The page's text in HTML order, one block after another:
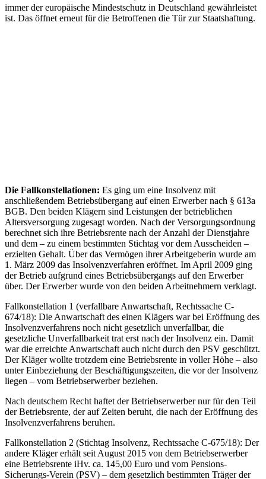
immer der europäische Mindestschutz in Deutschland gewährleistet
ist. Das öffnet erneut für die Betroffenen die Tür zur Staatshaftung.
Die Fallkonstellationen: Es ging um eine Insolvenz mit
anschließendem Betriebsübergang auf einen Erwerber nach § 613a
BGB. Den beiden Klägern sind Leistungen der betrieblichen
Altersversorgung zugesagt worden. Nach der Versorgungsordnung
berechnet sich ihre Betriebsrente nach der Anzahl der Dienstjahre
und dem – zu einem bestimmten Stichtag vor dem Ausscheiden –
erzielten Gehalt. Über das Vermögen ihrer Arbeitgeberin wurde am
1. März 2009 das Insolvenzverfahren eröffnet. Im April 2009 ging
der Betrieb aufgrund eines Betriebsübergangs auf den Erwerber
über. Der Erwerber wurde von den beiden Arbeitnehmern verklagt.
Fallkonstellation 1 (verfallbare Anwartschaft, Rechtssache C-
674/18): Die Anwartschaft des einen Klägers war bei Eröffnung des
Insolvenzverfahrens noch nicht gesetzlich unverfallbar, die
gesetzliche Unverfallbarkeit trat erst nach der Insolvenz ein. Damit
war die erreichte Anwartschaft auch nicht durch den PSV geschützt.
Der Kläger wollte trotzdem eine Betriebsrente in voller Höhe – also
unter Einbeziehung der Beschäftigungszeiten, die vor der Insolvenz
liegen – vom Betriebserwerber beziehen.
Nach deutschem Recht haftet der Betriebserwerber nur für den Teil
der Betriebsrente, der auf Zeiten beruht, die nach der Eröffnung des
Insolvenzverfahrens beruhen.
Fallkonstellation 2 (Stichtag Insolvenz, Rechtssache C-675/18): Der
andere Kläger erhält seit August 2015 von dem Betriebserwerber
eine Betriebsrente iHv. ca. 145,00 Euro und vom Pensions-
Sicherungs-Verein (PSV) – dem gesetzlich bestimmten Träger der